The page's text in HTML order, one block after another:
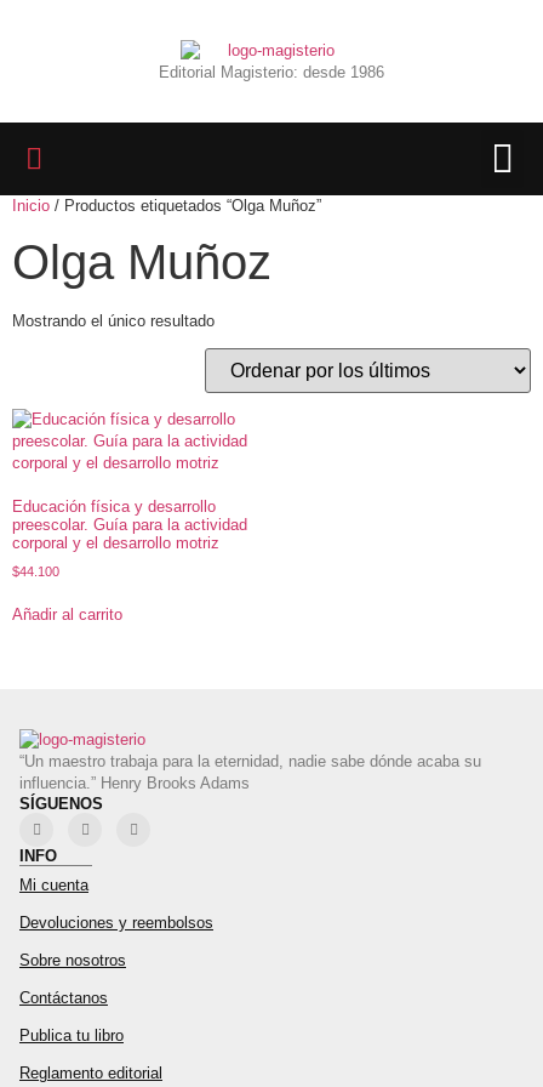
Editorial Magisterio: desde 1986
Inicio / Productos etiquetados “Olga Muñoz”
Olga Muñoz
Mostrando el único resultado
Educación física y desarrollo
preescolar. Guía para la actividad
corporal y el desarrollo motriz
$44.100
Añadir al carrito
“Un maestro trabaja para la eternidad, nadie sabe dónde acaba su
influencia.” Henry Brooks Adams
SÍGUENOS
INFO
Mi cuenta
Devoluciones y reembolsos
Sobre nosotros
Contáctanos
Publica tu libro
Reglamento editorial